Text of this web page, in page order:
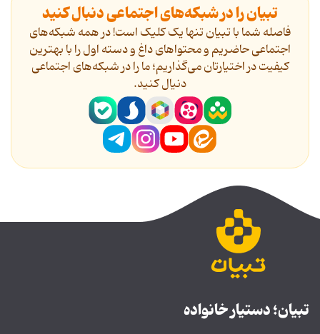
تبیان را در شبکه‌های اجتماعی دنبال کنید
فاصله شما با تبیان تنها یک کلیک است! در همه شبکه‌های
اجتماعی حاضریم و محتواهای داغ و دسته اول را با بهترین
کیفیت در اختیارتان می‌گذاریم؛ ما را در شبکه‌های اجتماعی
دنیال کنید.
تبیان؛ دستیار خانواده